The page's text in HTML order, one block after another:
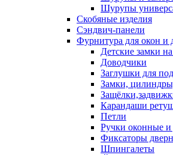
Шурупы
Скобяные изделия
Сэндвич-панели
Фурнитура для окон и
Детские замки
Доводчики
Заглушки для
Замки,
Карандаши
Петли
Ручки оконные
Фиксаторы
Шпингалеты